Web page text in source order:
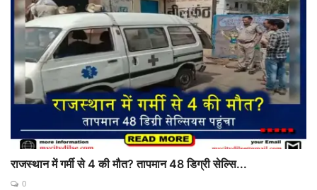
राजस्थान में गर्मी से 4 की मौत? तापमान 48 डिग्री सेल्सि...
0